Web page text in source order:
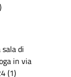
di
in via
(1)